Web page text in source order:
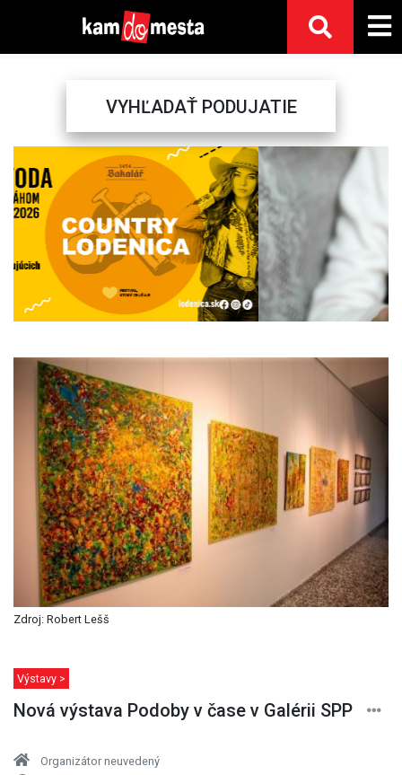
VYHĽADAŤ PODUJATIE
Previous
Zdroj: Robert Lešš
Výstavy >
Nová výstava Podoby v čase v Galérii SPP
Organizátor neuvedený